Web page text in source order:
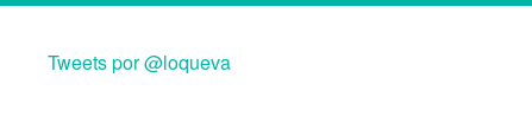
Tweets por @loqueva